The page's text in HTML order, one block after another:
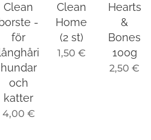
Clean
borste -
för
hundar
och
katter
4,00 €
Clean
Home
(2 st)
1,50 €
Hearts
&
Bones
100g
2,50 €